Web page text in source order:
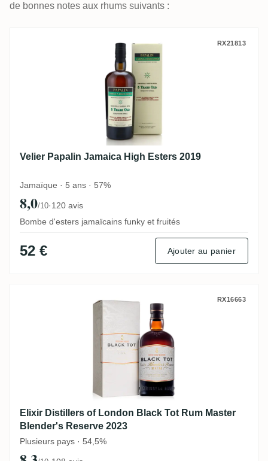
de bonnes notes aux rhums suivants :
Velier Papalin Jamaica High Esters 2019
RX21813
Velier Papalin Jamaica High Esters 2019
Jamaïque · 5 ans · 57%
8,0/10·120 avis
Bombe d'esters jamaïcains funky et fruités
52 € Ajouter au panier
Elixir Distillers of London Black Tot Rum
RX16663
Elixir Distillers of London Black Tot Rum Master
Blender's Reserve 2023
Plusieurs pays · 54,5%